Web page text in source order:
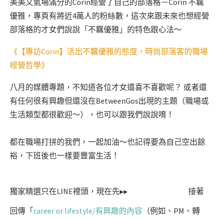
優雅，專頁有將近4萬人的粉絲數，這次來跟未來也想經營
部落格的才女們說說「不羈優雅」的特色跟心法～
《【專訪Corin】活出不羈優雅的態度，時尚部落客的職場
經營哲學》
八月的媒體專題，不知道各位才女還喜不喜歡呢？ 或者還
有任何很有興趣但還沒在BetweenGos出現的主題（職場或
生活類型都很歡迎～），也可以跟我們說說唷！
都在職場打拼的我們，一起加油～也記得要為自己空出餘
裕，下班後也一樣要豐富生活！
獨家精選只在LINE裡頭，現在先▸▸
接著
回傳「career or lifestyle/有興趣的內容 （例如、PM、轉